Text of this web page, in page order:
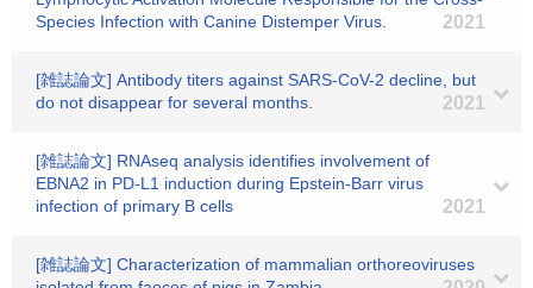
Species Infection with Canine Distemper Virus.
2021
[雑誌論文] Antibody titers against SARS-CoV-2 decline, but
do not disappear for several months.
2021
[雑誌論文] RNAseq analysis identifies involvement of
EBNA2 in PD-L1 induction during Epstein-Barr virus
infection of primary B cells
2021
[雑誌論文] Characterization of mammalian orthoreoviruses